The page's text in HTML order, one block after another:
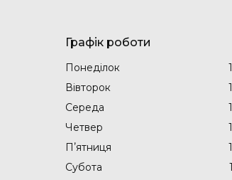
Графік роботи
Понеділок
Вівторок
Середа
Четвер
Пʼятниця
Субота